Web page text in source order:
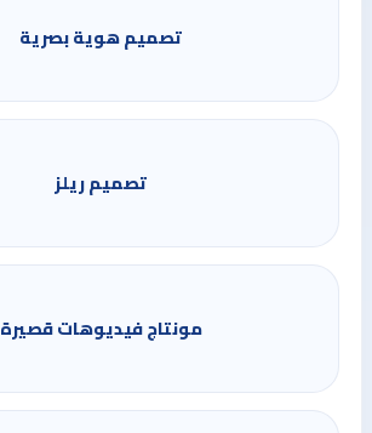
تصميم هوية بصرية
تصميم ريلز
مونتاج فيديوهات قصيرة